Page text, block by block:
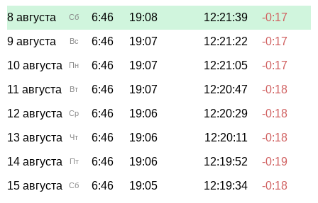
8 августа
Сб 6:46 19:08 12:21:39
-0:17
9 августа
Вс 6:46 19:07 12:21:22
-0:17
10 августа
Пн 6:46 19:07 12:21:05
-0:17
11 августа
Вт 6:46 19:07 12:20:47
-0:18
12 августа
Ср 6:46 19:06 12:20:29
-0:18
13 августа
Чт 6:46 19:06 12:20:11
-0:18
14 августа
Пт 6:46 19:06 12:19:52
-0:19
15 августа
Сб 6:46 19:05 12:19:34
-0:18